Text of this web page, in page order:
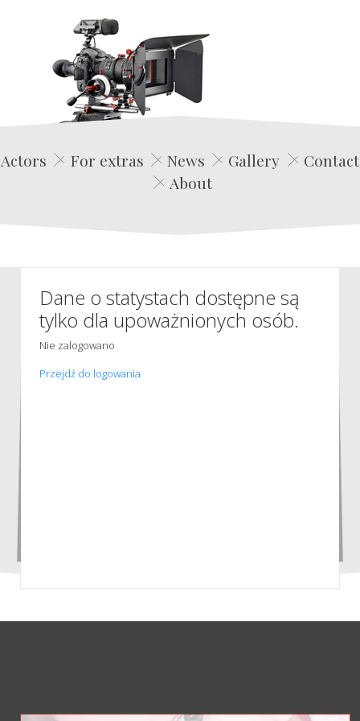
Edwin Film Agencja Aktorska
Actors For extras News Gallery
Contact
About
Dane o statystach dostępne są
tylko dla upoważnionych osób.
Nie zalogowano
Przejdź do logowania